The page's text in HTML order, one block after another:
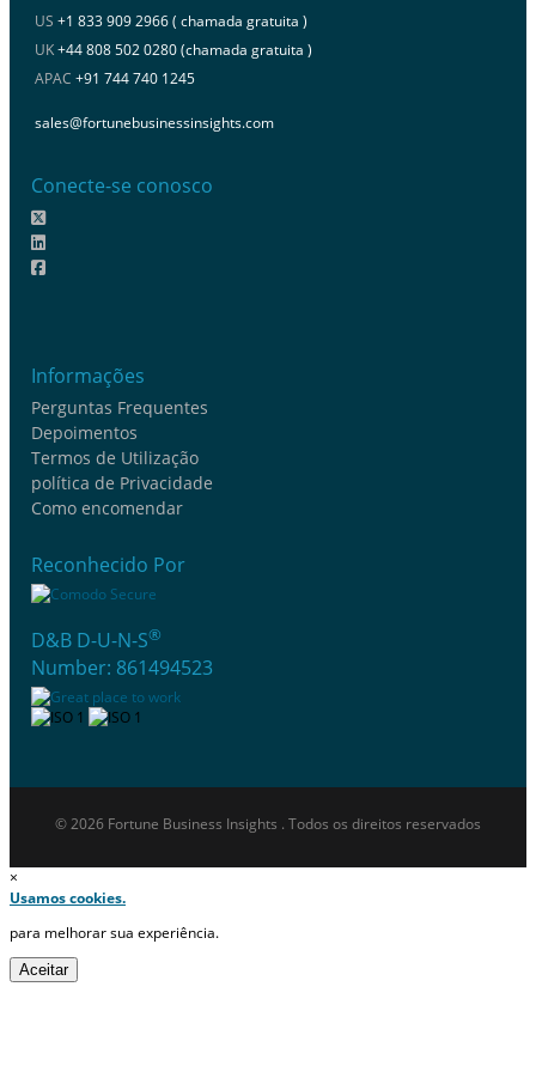
US +1 833 909 2966 ( chamada gratuita )
UK+44 808 502 0280 (chamada gratuita )
APAC +91 744 740 1245
sales@fortunebusinessinsights.com
Conecte-se conosco
Informações
Perguntas Frequentes
Depoimentos
Termos de Utilização
política de Privacidade
Como encomendar
Reconhecido Por
D&B D-U-N-S®
Number: 861494523
© 2026 Fortune Business Insights . Todos os direitos reservados
×
Usamos cookies.
para melhorar sua experiência.
Aceitar